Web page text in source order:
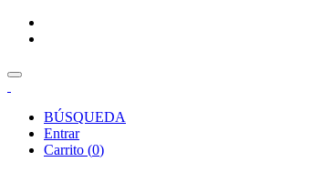
BÚSQUEDA
Entrar
Carrito (0)